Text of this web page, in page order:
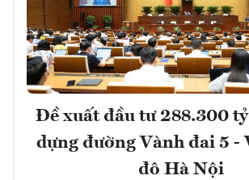
Đề xuất đầu tư 288.300
dựng đường Vành đai 5 -
đô Hà Nội